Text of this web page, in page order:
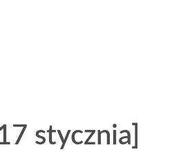
stycznia]